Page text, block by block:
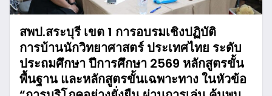
สพป.สระบุรี เขต 1 การอบรมเชิงปฏิบัติ
การบ้านนักวิทยาศาสตร์ ประเทศไทย ระดับ
ประถมศึกษา ปีการศึกษา 2569 หลักสูตรขั้น
พื้นฐาน และหลักสูตรขั้นเฉพาะทาง ในหัวข้อ